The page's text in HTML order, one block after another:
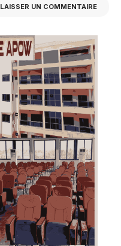
LAISSER UN COMMENTAIRE